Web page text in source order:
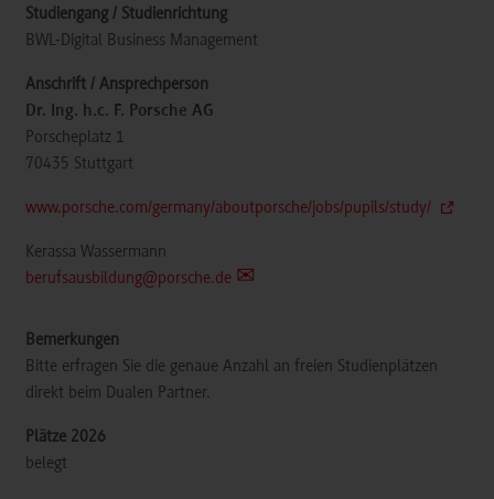
BWL-Digital Business Management
Dr. Ing. h.c. F. Porsche AG
Porscheplatz 1
70435 Stuttgart
www.porsche.com/germany/aboutporsche/jobs/pupils/study/
Kerassa Wassermann
berufsausbildung@porsche.de
Bitte erfragen Sie die genaue Anzahl an freien Studienplätzen
direkt beim Dualen Partner.
belegt